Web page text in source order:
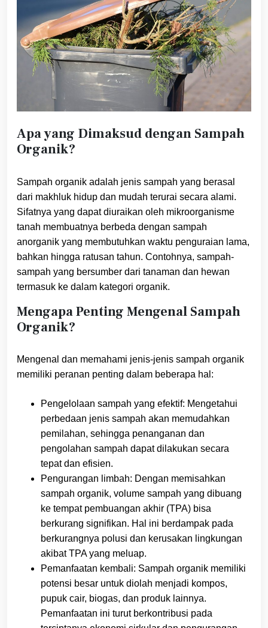
Apa yang Dimaksud dengan Sampah
Organik?
Sampah organik adalah jenis sampah yang berasal
dari makhluk hidup dan mudah terurai secara alami.
Sifatnya yang dapat diuraikan oleh mikroorganisme
tanah membuatnya berbeda dengan sampah
anorganik yang membutuhkan waktu penguraian lama,
bahkan hingga ratusan tahun. Contohnya, sampah-
sampah yang bersumber dari tanaman dan hewan
termasuk ke dalam kategori organik.
Mengapa Penting Mengenal Sampah
Organik?
Mengenal dan memahami jenis-jenis sampah organik
memiliki peranan penting dalam beberapa hal:
Pengelolaan sampah yang efektif: Mengetahui
perbedaan jenis sampah akan memudahkan
pemilahan, sehingga penanganan dan
pengolahan sampah dapat dilakukan secara
tepat dan efisien.
Pengurangan limbah: Dengan memisahkan
sampah organik, volume sampah yang dibuang
ke tempat pembuangan akhir (TPA) bisa
berkurang signifikan. Hal ini berdampak pada
berkurangnya polusi dan kerusakan lingkungan
akibat TPA yang meluap.
Pemanfaatan kembali: Sampah organik memiliki
potensi besar untuk diolah menjadi kompos,
pupuk cair, biogas, dan produk lainnya.
Pemanfaatan ini turut berkontribusi pada